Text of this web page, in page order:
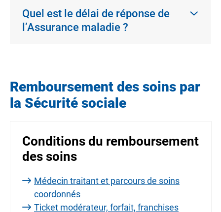
Quel est le délai de réponse de
l’Assurance maladie ?
Remboursement des soins par
la Sécurité sociale
Conditions du remboursement
des soins
Médecin traitant et parcours de soins
coordonnés
Ticket modérateur, forfait, franchises